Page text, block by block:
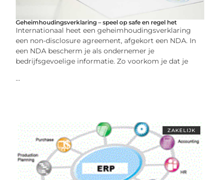
Geheimhoudingsverklaring – speel op safe en regel het
Internationaal heet een geheimhoudingsverklaring
een non-disclosure agreement, afgekort een NDA. In
een NDA bescherm je als ondernemer je
bedrijfsgevoelige informatie. Zo voorkom je dat je
...
ZAKELIJK